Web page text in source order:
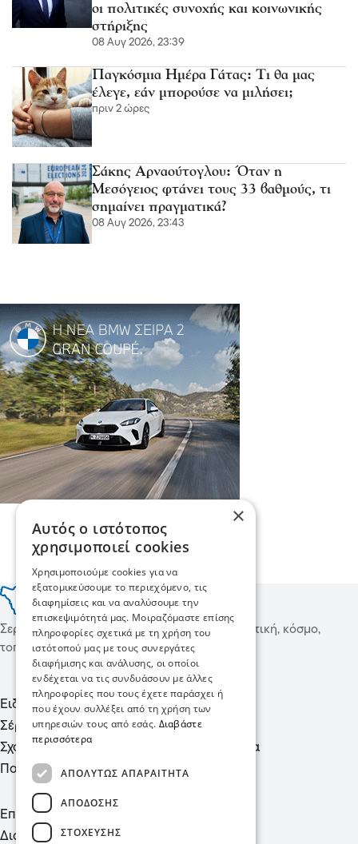
οι πολιτικές συνοχής και κοινωνικής
στήριξης
08 Αυγ 2026, 23:39
Παγκόσμια Ημέρα Γάτας: Τι θα μας
έλεγε, εάν μπορούσε να μιλήσει;
πριν 2 ώρες
Σάκης Αρναούτογλου: Όταν η
Μεσόγειος φτάνει τους 33 βαθμούς, τι
σημαίνει πραγματικά?
08 Αυγ 2026, 23:43
Σερραικά Νέα και όχι μόνο, ειδήσεις για πολιτική, κόσμο,
τοπικές συνταγές, υγεία και πολιτισμό!
Ειδήσεις
Σέρρες
Σχόλια
Πολιτική
Μόδα
Υγεία
Ψυχαγωγία
Επικοινωνία
Διαφημιστείτε σε μας
×
Αυτός ο ιστότοπος
χρησιμοποιεί cookies
Χρησιμοποιούμε cookies για να
εξατομικεύσουμε το περιεχόμενο, τις
διαφημίσεις και να αναλύσουμε την
επισκεψιμότητά μας. Μοιραζόμαστε επίσης
πληροφορίες σχετικά με τη χρήση του
ιστότοπού μας με τους συνεργάτες
διαφήμισης και ανάλυσης, οι οποίοι
ενδέχεται να τις συνδυάσουν με άλλες
πληροφορίες που τους έχετε παράσχει ή
που έχουν συλλέξει από τη χρήση των
υπηρεσιών τους από εσάς. Διαβάστε
περισσότερα
ΑΠΟΛΎΤΩΣ ΑΠΑΡΑΊΤΗΤΑ
ΑΠΌΔΟΣΗΣ
ΣΤΌΧΕΥΣΗΣ